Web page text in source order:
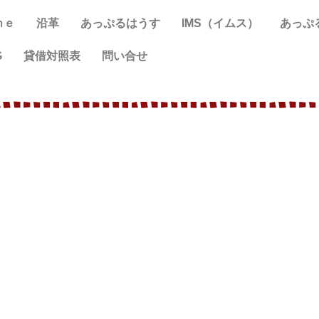
沿革 あっぷるはうす IMS（イムス） あっぷ
貸借対照表 問い合せ